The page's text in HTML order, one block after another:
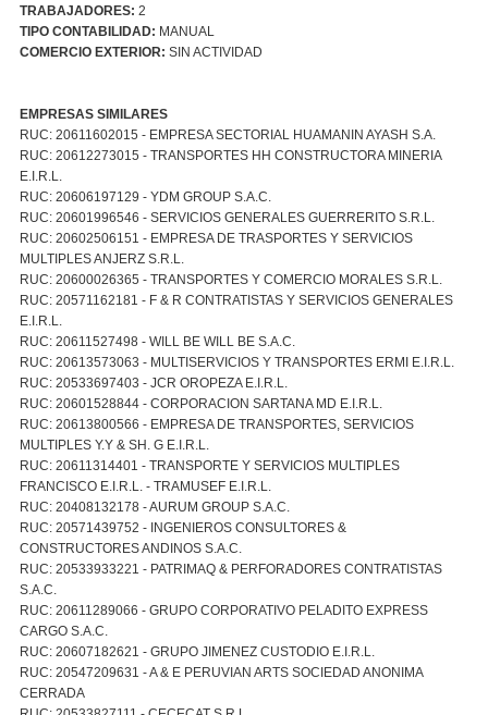
TRABAJADORES: 2
TIPO CONTABILIDAD: MANUAL
COMERCIO EXTERIOR: SIN ACTIVIDAD
EMPRESAS SIMILARES
RUC: 20611602015 - EMPRESA SECTORIAL HUAMANIN AYASH S.A.
RUC: 20612273015 - TRANSPORTES HH CONSTRUCTORA MINERIA
E.I.R.L.
RUC: 20606197129 - YDM GROUP S.A.C.
RUC: 20601996546 - SERVICIOS GENERALES GUERRERITO S.R.L.
RUC: 20602506151 - EMPRESA DE TRASPORTES Y SERVICIOS
MULTIPLES ANJERZ S.R.L.
RUC: 20600026365 - TRANSPORTES Y COMERCIO MORALES S.R.L.
RUC: 20571162181 - F & R CONTRATISTAS Y SERVICIOS GENERALES
E.I.R.L.
RUC: 20611527498 - WILL BE WILL BE S.A.C.
RUC: 20613573063 - MULTISERVICIOS Y TRANSPORTES ERMI E.I.R.L.
RUC: 20533697403 - JCR OROPEZA E.I.R.L.
RUC: 20601528844 - CORPORACION SARTANA MD E.I.R.L.
RUC: 20613800566 - EMPRESA DE TRANSPORTES, SERVICIOS
MULTIPLES Y.Y & SH. G E.I.R.L.
RUC: 20611314401 - TRANSPORTE Y SERVICIOS MULTIPLES
FRANCISCO E.I.R.L. - TRAMUSEF E.I.R.L.
RUC: 20408132178 - AURUM GROUP S.A.C.
RUC: 20571439752 - INGENIEROS CONSULTORES &
CONSTRUCTORES ANDINOS S.A.C.
RUC: 20533933221 - PATRIMAQ & PERFORADORES CONTRATISTAS
S.A.C.
RUC: 20611289066 - GRUPO CORPORATIVO PELADITO EXPRESS
CARGO S.A.C.
RUC: 20607182621 - GRUPO JIMENEZ CUSTODIO E.I.R.L.
RUC: 20547209631 - A & E PERUVIAN ARTS SOCIEDAD ANONIMA
CERRADA